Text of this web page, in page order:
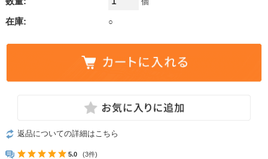
在庫: ○
返品についての詳細はこちら
5.0 (3件)